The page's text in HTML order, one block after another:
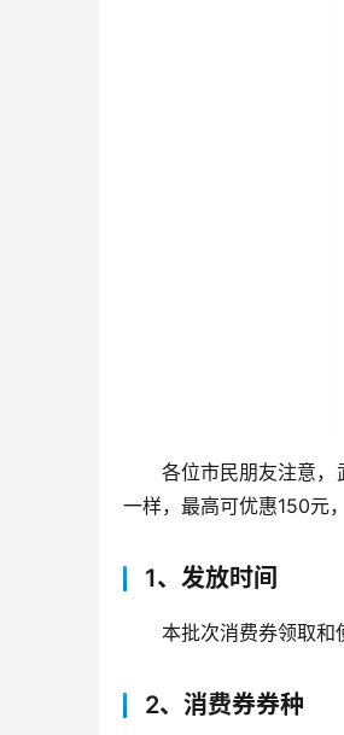
各位市民朋友注意，
一样，最高可优惠150元
1、发放时间
本批次消费券领取和
2、消费券券种